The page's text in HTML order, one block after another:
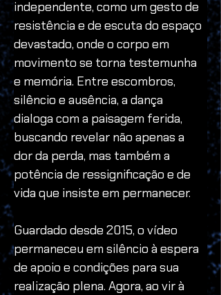
independente, como um gesto de
resistência e de escuta do espaço
devastado, onde o corpo em
movimento se torna testemunha
e memória. Entre escombros,
silêncio e ausência, a dança
dialoga com a paisagem ferida,
buscando revelar não apenas a
dor da perda, mas também a
potência de ressignificação e de
vida que insiste em permanecer.
Guardado desde 2015, o vídeo
permaneceu em silêncio à espera
de apoio e condições para sua
realização plena. Agora, ao vir à